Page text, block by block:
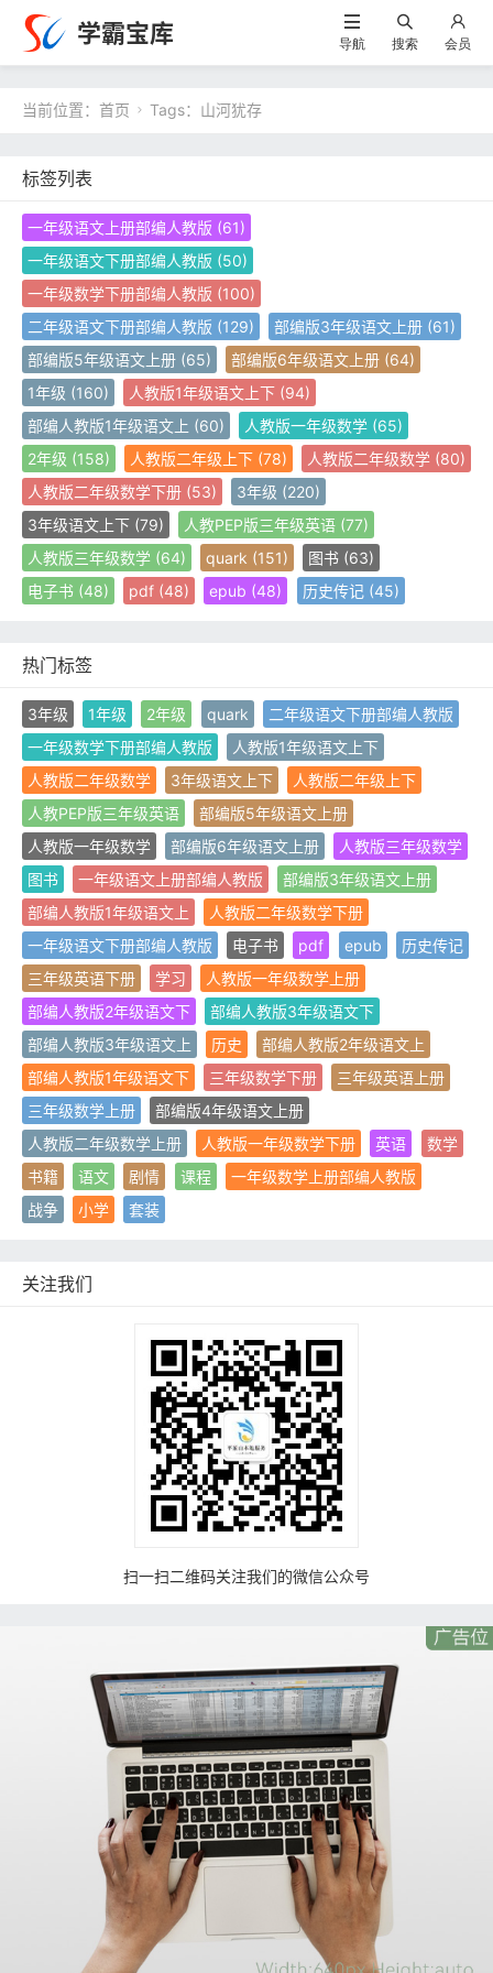
学霸宝库 导航 搜索 会员
当前位置： 首页  Tags：山河犹存
标签列表
一年级语文上册部编人教版 (61)
一年级语文下册部编人教版 (50)
一年级数学下册部编人教版 (100)
二年级语文下册部编人教版 (129) 部编版3年级语文上册 (61)
部编版5年级语文上册(65) 部编版6年级语文上册 (64)
1年级 (160) 人教版1年级语文上下 (94)
部编人教版1年级语文上 (60) 人教版一年级数学 (65)
2年级 (158) 人教版二年级上下 (78) 人教版二年级数学 (80)
人教版二年级数学下册(53) 3年级 (220)
3年级语文上下(79) 人教PEP版三年级英语 (77)
人教版三年级数学(64) quark (151) 图书 (63)
电子书(48) pdf (48) epub (48) 历史传记(45)
热门标签
3年级 1年级 2年级 quark
二年级语文下册部编人教版
一年级数学下册部编人教版
人教版1年级语文上下
人教版二年级数学
3年级语文上下
人教版二年级上下
人教PEP版三年级英语
部编版5年级语文上册
人教版一年级数学
部编版6年级语文上册
人教版三年级数学
图书
一年级语文上册部编人教版
部编版3年级语文上册
部编人教版1年级语文上
人教版二年级数学下册
一年级语文下册部编人教版
电子书 pdf epub
历史传记
三年级英语下册
学习
人教版一年级数学上册
部编人教版2年级语文下
部编人教版3年级语文下
部编人教版3年级语文上
历史
部编人教版2年级语文上
部编人教版1年级语文下
三年级数学下册
三年级英语上册
三年级数学上册
部编版4年级语文上册
人教版二年级数学上册
人教版一年级数学下册 英语
数学
书籍
语文 剧情 课程
一年级数学上册部编人教版
战争
小学 套装
关注我们
扫一扫二维码关注我们的微信公众号